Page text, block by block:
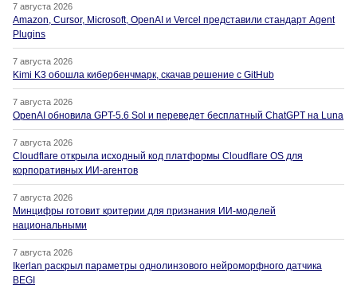
7 августа 2026
Amazon, Cursor, Microsoft, OpenAI и Vercel представили стандарт Agent
Plugins
7 августа 2026
Kimi K3 обошла кибербенчмарк, скачав решение с GitHub
7 августа 2026
OpenAI обновила GPT-5.6 Sol и переведет бесплатный ChatGPT на Luna
7 августа 2026
Cloudflare открыла исходный код платформы Cloudflare OS для
корпоративных ИИ-агентов
7 августа 2026
Минцифры готовит критерии для признания ИИ-моделей
национальными
7 августа 2026
Ikerlan раскрыл параметры однолинзового нейроморфного датчика
BEGI